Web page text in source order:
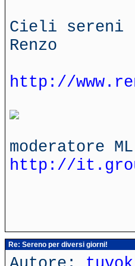
Cieli sereni
Renzo
http://
moderatore
http://
Re: Sereno per diversi giorni!